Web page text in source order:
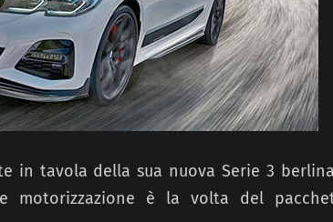
in tavola della sua nuova Serie 3
motorizzazione è la volta del